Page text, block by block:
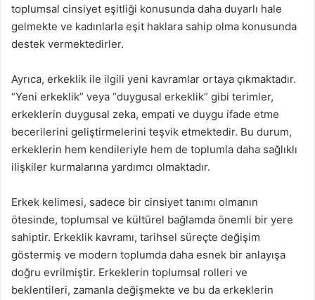
toplumsal cinsiyet eşitliği konusunda daha duyarlı hale
gelmekte ve kadınlarla eşit haklara sahip olma konusunda
destek vermektedirler.
Ayrıca, erkeklik ile ilgili yeni kavramlar ortaya çıkmaktadır.
“Yeni erkeklik” veya “duygusal erkeklik” gibi terimler,
erkeklerin duygusal zeka, empati ve duygu ifade etme
becerilerini geliştirmelerini teşvik etmektedir. Bu durum,
erkeklerin hem kendileriyle hem de toplumla daha sağlıklı
ilişkiler kurmalarına yardımcı olmaktadır.
Erkek kelimesi, sadece bir cinsiyet tanımı olmanın
ötesinde, toplumsal ve kültürel bağlamda önemli bir yere
sahiptir. Erkeklik kavramı, tarihsel süreçte değişim
göstermiş ve modern toplumda daha esnek bir anlayışa
doğru evrilmiştir. Erkeklerin toplumsal rolleri ve
beklentileri, zamanla değişmekte ve bu da erkeklerin